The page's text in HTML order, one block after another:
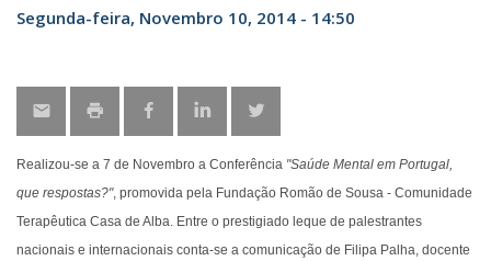
Segunda-feira, Novembro 10, 2014 - 14:50
Realizou-se a 7 de Novembro a Conferência "Saúde Mental em Portugal,
que respostas?", promovida pela Fundação Romão de Sousa - Comunidade
Terapêutica Casa de Alba. Entre o prestigiado leque de palestrantes
nacionais e internacionais conta-se a comunicação de Filipa Palha, docente